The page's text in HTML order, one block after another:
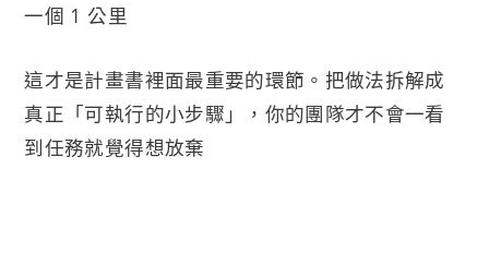
一個 1 公里
這才是計畫書裡面最重要的環節。把做法拆解成
真正「可執行的小步驟」，你的團隊才不會一看
到任務就覺得想放棄